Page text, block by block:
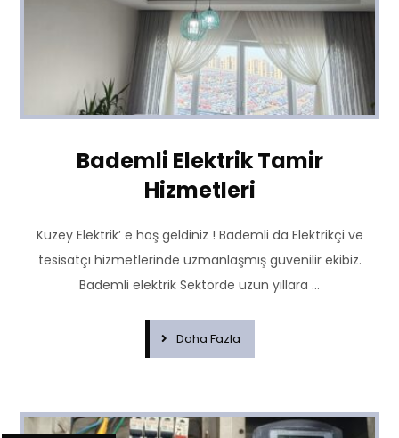
Bademli Elektrik Tamir
Hizmetleri
Kuzey Elektrik’ e hoş geldiniz ! Bademli da Elektrikçi ve
tesisatçı hizmetlerinde uzmanlaşmış güvenilir ekibiz.
Bademli elektrik Sektörde uzun yıllara ...
Daha Fazla